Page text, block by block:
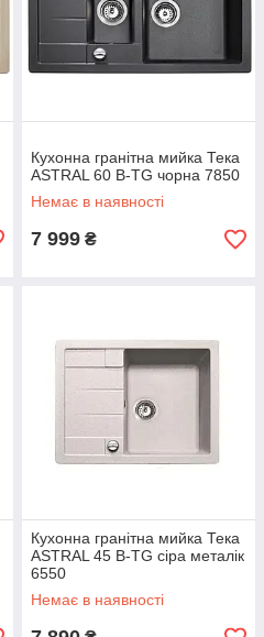
Кухонна гранітна мийка Тека
ASTRAL 60 B-TG чорна 7850
Немає в наявності
7 999 ₴
Кухонна гранітна мийка Тека
ASTRAL 45 B-TG сіра металік
6550
Немає в наявності